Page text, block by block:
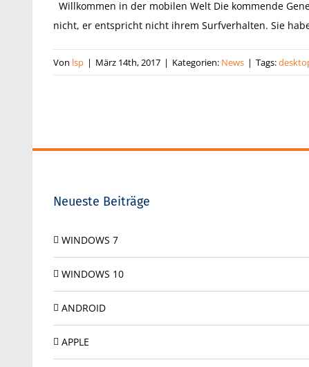
Willkommen in der mobilen Welt Die kommende
nicht, er entspricht nicht ihrem Surfverhalten. Sie
Von lsp | März 14th, 2017 | Kategorien: News | Tags:
Neueste Beiträge
WINDOWS 7
WINDOWS 10
ANDROID
APPLE